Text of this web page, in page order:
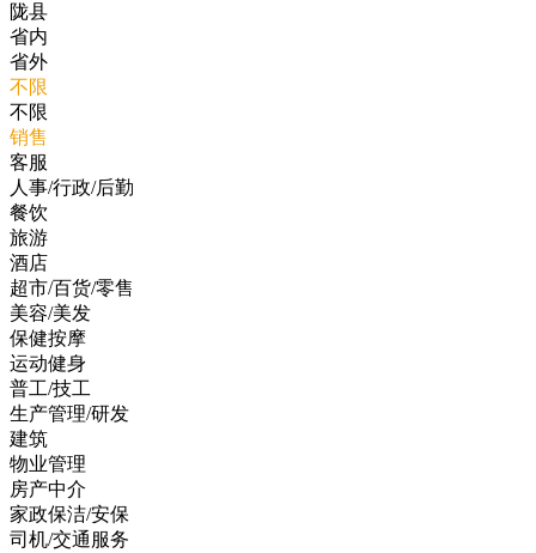
陇县
省内
省外
不限
不限
销售
客服
人事/行政/后勤
餐饮
旅游
酒店
超市/百货/零售
美容/美发
保健按摩
运动健身
普工/技工
生产管理/研发
建筑
物业管理
房产中介
家政保洁/安保
司机/交通服务